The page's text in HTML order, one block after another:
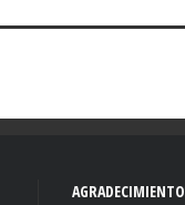
AGRADECIMIENTO